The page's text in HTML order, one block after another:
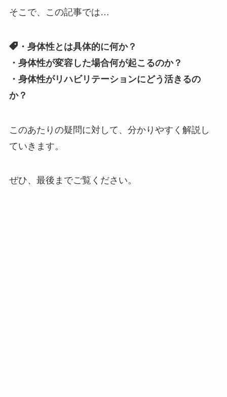
そこで、この記事では…
・身体性とは具体的に何か？
・身体性が変容した場合何が起こるのか？
・身体性がリハビリテーションにどう活きるの
か？
このあたりの疑問に対して、分かりやすく解説し
ていきます。
ぜひ、最後までご覧ください。